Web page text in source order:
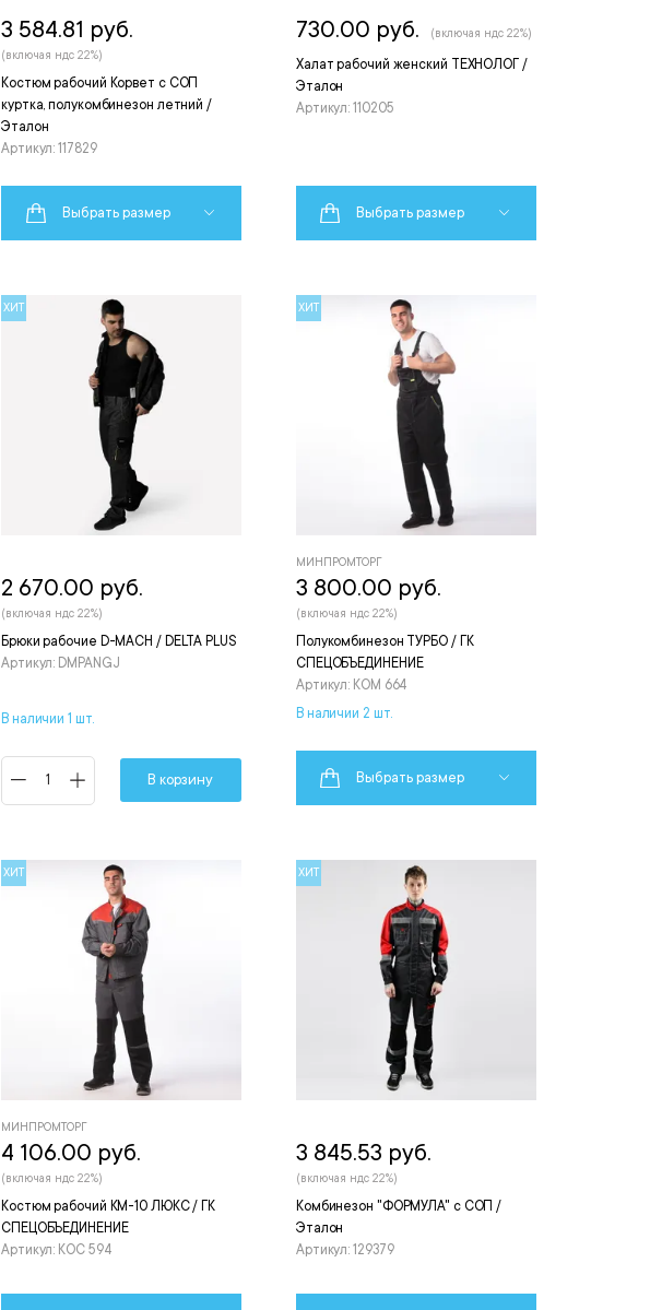
Костюм рабочий Корвет с СОП
куртка, полукомбинезон летний /
Эталон
Артикул: 117829
3 584.81 руб.
(включая ндс 22%)
Выбрать размер
Халат рабочий женский ТЕХНОЛОГ /
Эталон
Артикул: 110205
730.00 руб. (включая ндс 22%)
Выбрать размер
ХИТ
Брюки рабочие D-MACH / DELTA PLUS
Артикул: DMPANGJ
2 670.00 руб.
(включая ндс 22%)
В наличии 1 шт.
В корзину
ХИТ
Полукомбинезон ТУРБО / ГК
СПЕЦОБЪЕДИНЕНИЕ
Артикул: КОМ 664
МИНПРОМТОРГ
3 800.00 руб.
(включая ндс 22%)
В наличии 2 шт.
Выбрать размер
ХИТ
Костюм рабочий КМ-10 ЛЮКС / ГК
СПЕЦОБЪЕДИНЕНИЕ
Артикул: КОС 594
МИНПРОМТОРГ
4 106.00 руб.
(включая ндс 22%)
ХИТ
Комбинезон "ФОРМУЛА" с СОП /
Эталон
Артикул: 129379
3 845.53 руб.
(включая ндс 22%)